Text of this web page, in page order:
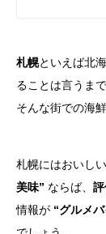
札幌といえば北
ることは言うま
そんな街での海
札幌にはおいし
美味” ならば、
情報が “グルメ